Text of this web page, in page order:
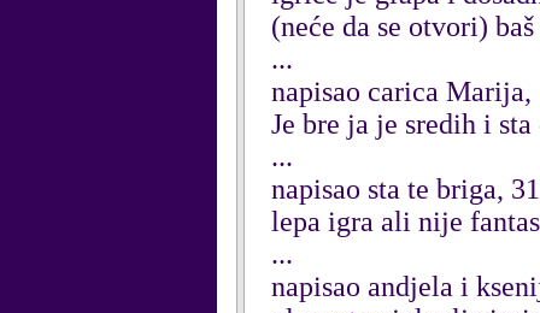
(neće da se otvori)
...
napisao carica Marija,
Je bre ja je sredih i
...
napisao sta te briga,
lepa igra ali nije
...
napisao andjela i